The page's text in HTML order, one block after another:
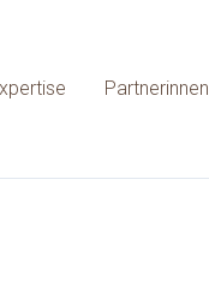
Partnerinnen